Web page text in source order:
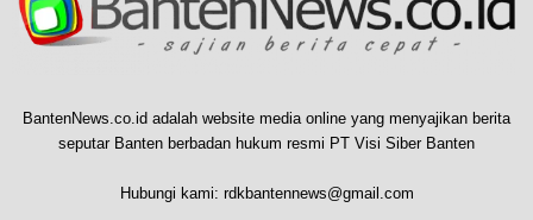
BantenNews.co.id adalah website media online yang menyajikan berita
seputar Banten berbadan hukum resmi PT Visi Siber Banten
Hubungi kami: rdkbantennews@gmail.com